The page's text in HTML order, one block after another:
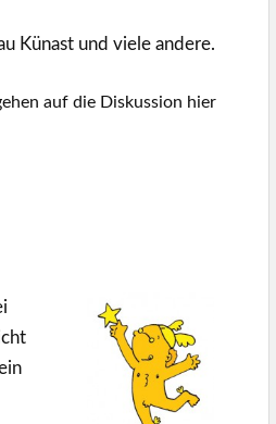
Künast und viele andere.
auf die Diskussion hier